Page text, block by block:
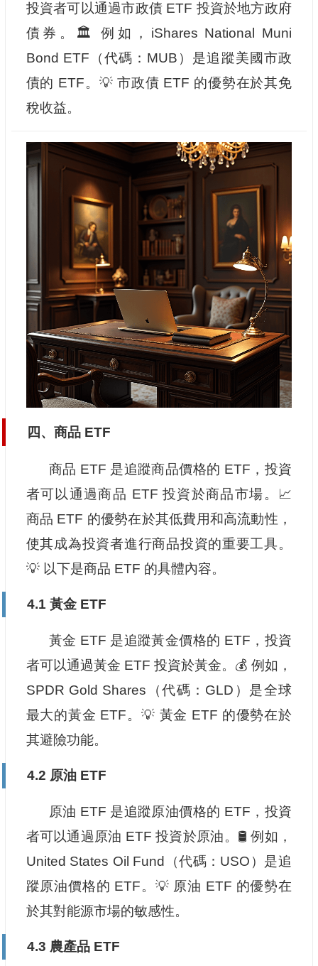
投資者可以通過市政債 ETF 投資於地方政府
債券。🏛️ 例如，iShares National Muni
Bond ETF（代碼：MUB）是追蹤美國市政
債的 ETF。💡 市政債 ETF 的優勢在於其免
稅收益。
四、商品 ETF
商品 ETF 是追蹤商品價格的 ETF，投資
者可以通過商品 ETF 投資於商品市場。📈
商品 ETF 的優勢在於其低費用和高流動性，
使其成為投資者進行商品投資的重要工具。
💡 以下是商品 ETF 的具體內容。
4.1 黃金 ETF
黃金 ETF 是追蹤黃金價格的 ETF，投資
者可以通過黃金 ETF 投資於黃金。💰 例如，
SPDR Gold Shares（代碼：GLD）是全球
最大的黃金 ETF。💡 黃金 ETF 的優勢在於
其避險功能。
4.2 原油 ETF
原油 ETF 是追蹤原油價格的 ETF，投資
者可以通過原油 ETF 投資於原油。🛢️ 例如，
United States Oil Fund（代碼：USO）是追
蹤原油價格的 ETF。💡 原油 ETF 的優勢在
於其對能源市場的敏感性。
4.3 農產品 ETF